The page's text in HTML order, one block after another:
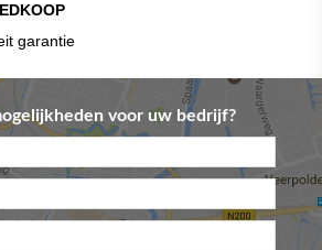
garantie
voor uw bedrijf?